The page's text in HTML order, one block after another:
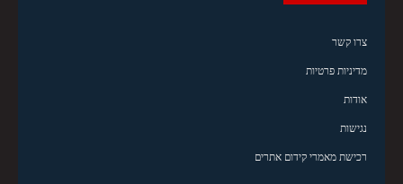
צרו קשר
מדיניות פרטיות
אודות
נגישות
רכישת מאמרי קידום אתרים